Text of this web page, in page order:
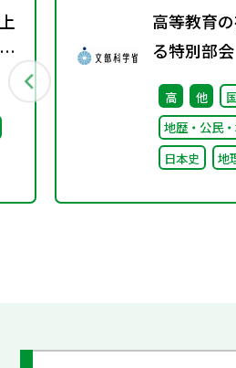
高等教育
る特別部
付資料
高 他
地歴・公民
日本史
地